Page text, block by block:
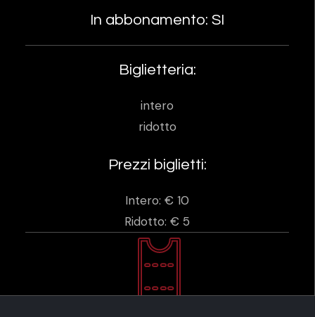
In abbonamento: SI
Biglietteria:
intero
ridotto
Prezzi biglietti:
Intero: € 10
Ridotto: € 5